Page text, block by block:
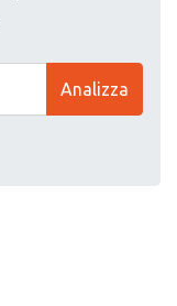
Analizza